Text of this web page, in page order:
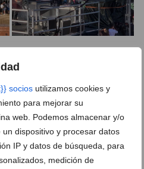
socios utilizamos cookies y
para mejorar su
web. Podemos almacenar y/o
dispositivo y procesar datos
IP y datos de búsqueda, para
medición de
2 comentarios
a la newsletter
de Whatsapp
en javea.com